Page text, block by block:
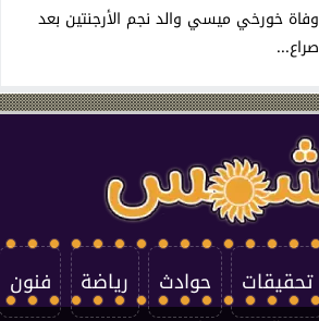
وفاة خورخي ميسي والد نجم الأرجنتين بعد
صراع...
تحقيقات حوادث رياضة فنون